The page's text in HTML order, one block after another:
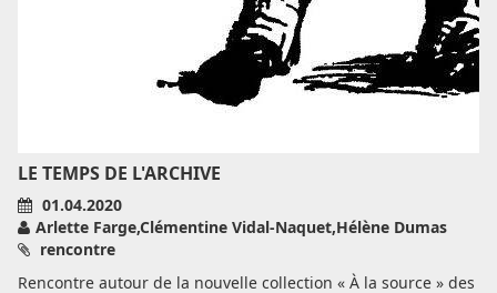
LE TEMPS DE L'ARCHIVE
01.04.2020
Arlette Farge,Clémentine Vidal-Naquet,Hélène Dumas
rencontre
Rencontre autour de la nouvelle collection « À la source » des